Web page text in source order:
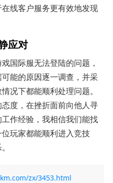
线客户服务更有效地发现
应对
国际服无法登陆的问题，
能的原因逐一调查，并采
况下都能顺利处理问题。
度，在挫折面前向他人寻
作经验，我相信我们能找
玩家都能顺利进入竞技
zx/3453.html